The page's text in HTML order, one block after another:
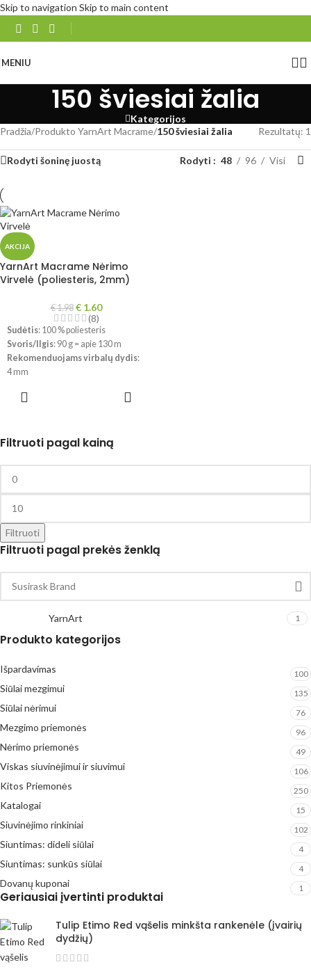
Skip to navigation Skip to main content
MENIU
150 šviesiai žalia
Kategorijos
Filtruoti pagal kainą
Filtruoti
Filtruoti pagal prekės ženklą
YarnArt 1
Produkto kategorijos
Išpardavimas 100
Siūlai mezgimui 135
Siūlai nėrimui 76
Mezgimo priemonės 96
Nėrimo priemonės 49
Viskas siuvinėjimui ir siuvimui 106
Kitos Priemonės 250
Katalogai 15
Siuvinėjimo rinkiniai 102
Siuntimas: dideli siūlai 4
Siuntimas: sunkūs siūlai 4
Dovanų kuponai 1
Geriausiai įvertinti produktai
Tulip Etimo Red vąšelis minkšta rankenėle (įvairių
dydžių)
Pradžia/Produkto YarnArt Macrame/150 šviesiai žalia Rezultatų: 1
Rodyti šoninę juostą Rodyti 48 96 Visi
AKCIJA
YarnArt Macrame Nėrimo
Virvelė (poliesteris, 2mm)
€1.98 €1.60
(8)
Sudėtis: 100 % poliesteris
Svoris/Ilgis: 90 g = apie 130 m
Rekomenduojams virbalų dydis:
4 mm
4 mm
!!! Dėl skirtingų kompiuterių ir
telefonų ekranų parametrų bei
dažymo partijos, spalvos
realybėje gali šiek tiek skirtis.